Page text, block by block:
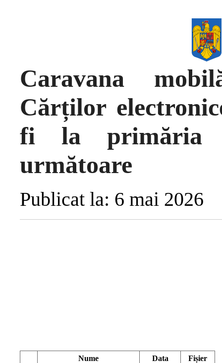
Caravana
Cărților
fi la primăria
următoare
Publicat la: 6 mai 2026
Nume Data Fișier